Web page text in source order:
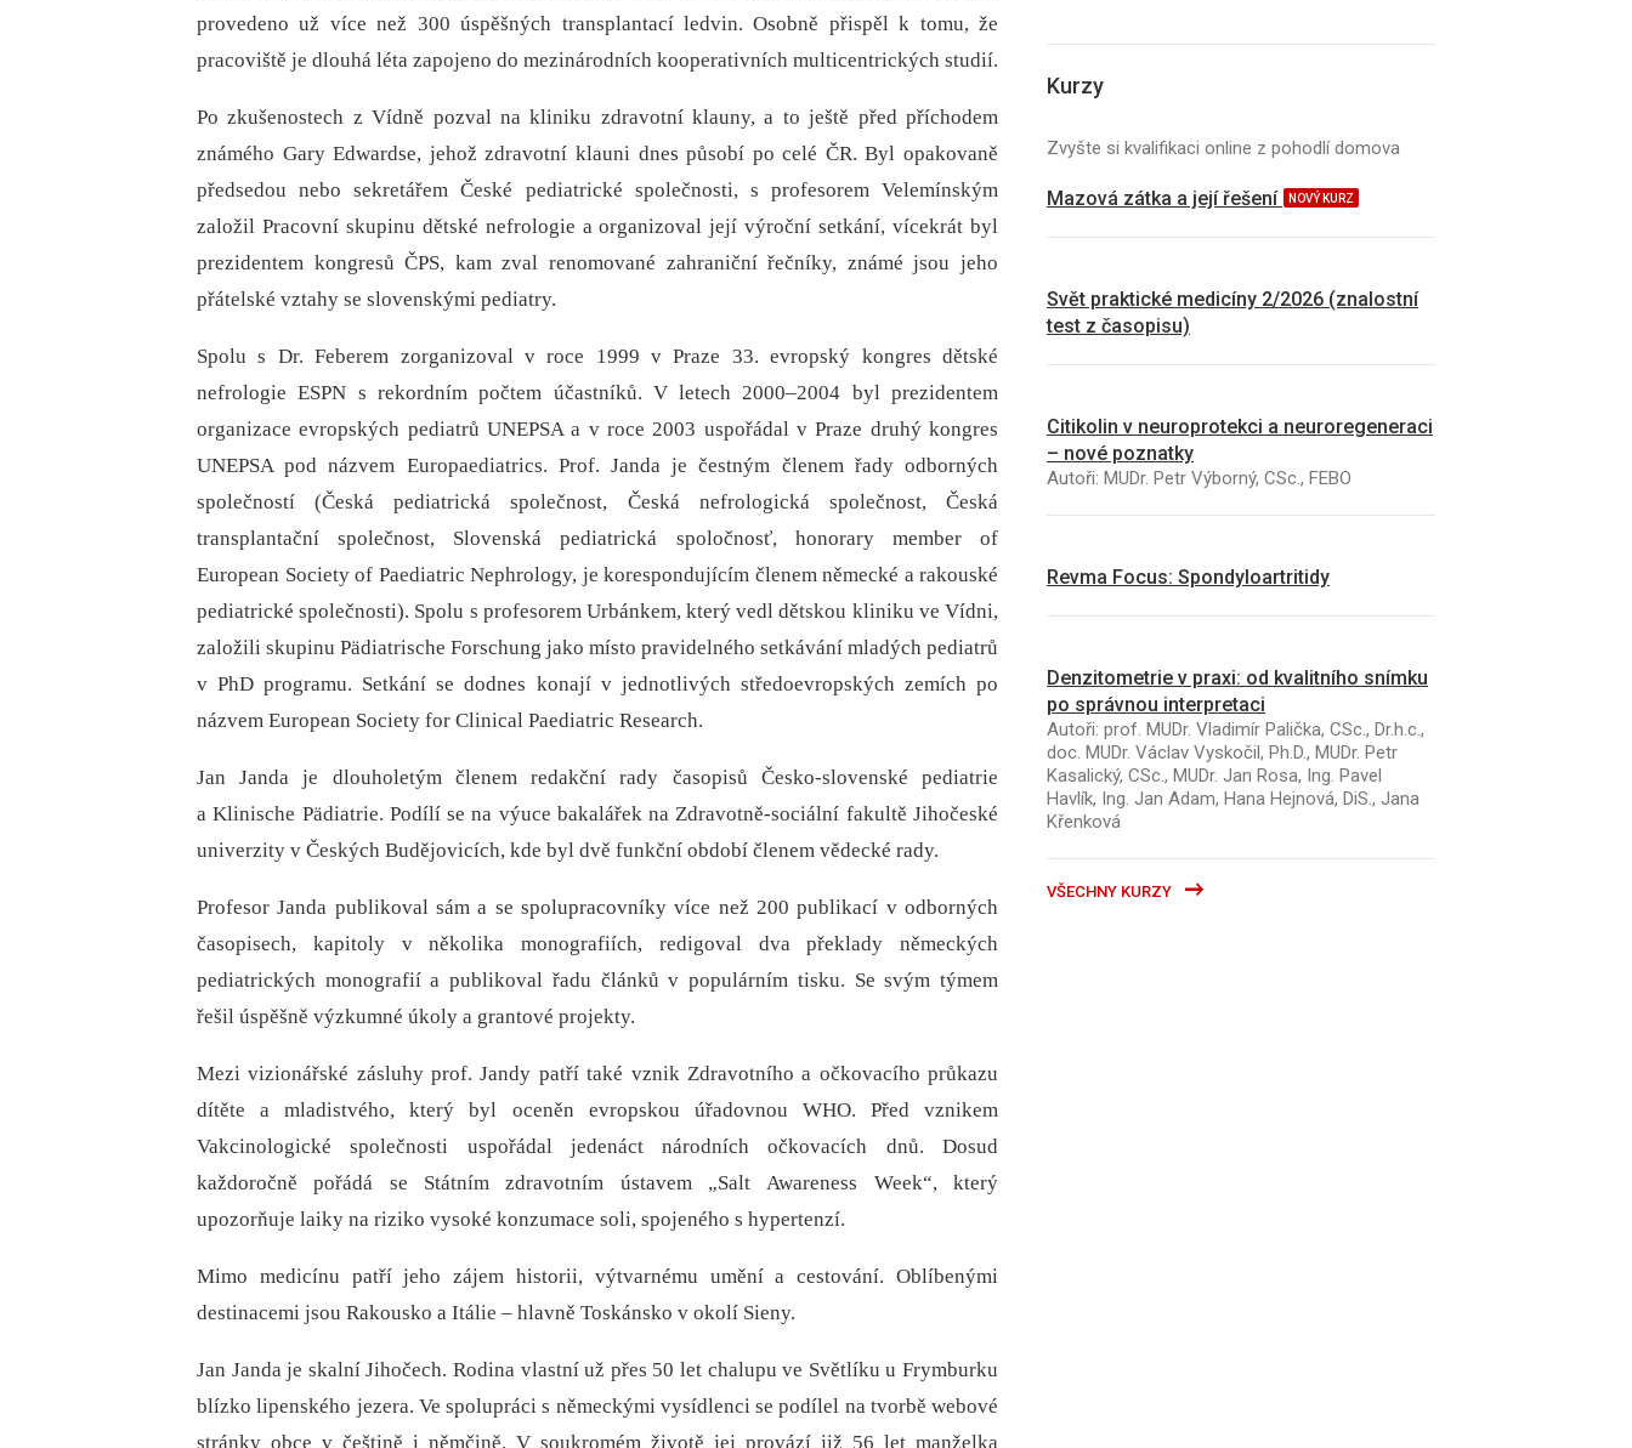
provedeno už více než 300 úspěšných transplantací ledvin. Osobně přispěl k tomu, že
pracoviště je dlouhá léta zapojeno do mezinárodních kooperativních multicentrických studií.
Po zkušenostech z Vídně pozval na kliniku zdravotní klauny, a to ještě před příchodem
známého Gary Edwardse, jehož zdravotní klauni dnes působí po celé ČR. Byl opakovaně
předsedou nebo sekretářem České pediatrické společnosti, s profesorem Velemínským
založil Pracovní skupinu dětské nefrologie a organizoval její výroční setkání, vícekrát byl
prezidentem kongresů ČPS, kam zval renomované zahraniční řečníky, známé jsou jeho
přátelské vztahy se slovenskými pediatry.
Spolu s Dr. Feberem zorganizoval v roce 1999 v Praze 33. evropský kongres dětské
nefrologie ESPN s rekordním počtem účastníků. V letech 2000–2004 byl prezidentem
organizace evropských pediatrů UNEPSA a v roce 2003 uspořádal v Praze druhý kongres
UNEPSA pod názvem Europaediatrics. Prof. Janda je čestným členem řady odborných
společností (Česká pediatrická společnost, Česká nefrologická společnost, Česká
transplantační společnost, Slovenská pediatrická spoločnosť, honorary member of
European Society of Paediatric Nephrology, je korespondujícím členem německé a rakouské
pediatrické společnosti). Spolu s profesorem Urbánkem, který vedl dětskou kliniku ve Vídni,
založili skupinu Pädiatri­sche Forschung jako místo pravidelného setkávání mladých pediatrů
v PhD programu. Setkání se dodnes konají v jednotlivých středoevropských zemích po
názvem European Society for Clinical Paediatric Research.
Jan Janda je dlouholetým členem redakční rady časopisů Česko-slovenské pediatrie
a Klinische Pädiatrie. Podílí se na výuce bakalářek na Zdravotně-sociální fakultě Jihočeské
univerzity v Českých Budějovicích, kde byl dvě funkční období členem vědecké rady.
Profesor Janda publikoval sám a se spolupracovníky více než 200 publikací v odborných
časopisech, kapitoly v několika monografiích, redigoval dva překlady německých
pediatrických monografií a publikoval řadu článků v populárním tisku. Se svým týmem
řešil úspěšně výzkumné úkoly a grantové projekty.
Mezi vizionářské zásluhy prof. Jandy patří také vznik Zdravotního a očkovacího průkazu
dítěte a mladistvého, který byl oceněn evropskou úřadovnou WHO. Před vznikem
Vakcinologické společnosti uspořádal jedenáct národních očkovacích dnů. Dosud
každoročně pořádá se Státním zdravotním ústavem „Salt Awareness Week“, který
upozorňuje laiky na riziko vysoké konzumace soli, spojeného s hypertenzí.
Mimo medicínu patří jeho zájem historii, výtvarnému umění a cestování. Oblíbenými
destinacemi jsou Rakousko a Itálie –⁠ hlavně Toskánsko v okolí Sieny.
Jan Janda je skalní Jihočech. Rodina vlastní už přes 50 let chalupu ve Světlíku u Frymburku
blízko lipenského jezera. Ve spolupráci s německými vysídlenci se podílel na tvorbě webové
stránky obce v češtině i němčině. V soukromém životě jej provází již 56 let manželka
Kurzy
Zvyšte si kvalifikaci online z pohodlí domova
Mazová zátka a její řešení NOVÝ KURZ
Svět praktické medicíny 2/2026 (znalostní
test z časopisu)
Citikolin v neuroprotekci a neuroregeneraci
– nové poznatky
Autoři: MUDr. Petr Výborný, CSc., FEBO
Revma Focus: Spondyloartritidy
Denzitometrie v praxi: od kvalitního snímku
po správnou interpretaci
Autoři: prof. MUDr. Vladimír Palička, CSc., Dr.h.c.,
doc. MUDr. Václav Vyskočil, Ph.D., MUDr. Petr
Kasalický, CSc., MUDr. Jan Rosa, Ing. Pavel
Havlík, Ing. Jan Adam, Hana Hejnová, DiS., Jana
Křenková
VŠECHNY KURZY